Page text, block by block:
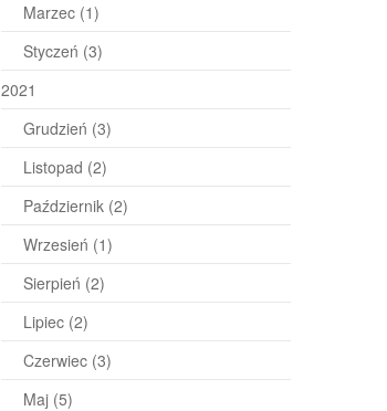
Marzec (1)
Styczeń (3)
2021
Grudzień (3)
Listopad (2)
Październik (2)
Wrzesień (1)
Sierpień (2)
Lipiec (2)
Czerwiec (3)
Maj (5)